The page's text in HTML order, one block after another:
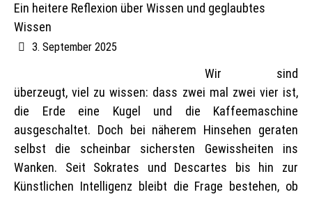
Ein heitere Reflexion über Wissen und geglaubtes
Wissen
3. September 2025
Wir sind
überzeugt, viel zu wissen: dass zwei mal zwei vier ist,
die Erde eine Kugel und die Kaffeemaschine
ausgeschaltet. Doch bei näherem Hinsehen geraten
selbst die scheinbar sichersten Gewissheiten ins
Wanken. Seit Sokrates und Descartes bis hin zur
Künstlichen Intelligenz bleibt die Frage bestehen, ob